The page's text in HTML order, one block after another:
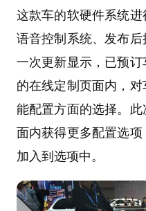
这款车的软硬件系统
语音控制系统、发布
一次更新显示，已预
的在线定制页面内，
能配置方面的选择。
面内获得更多配置选
加入到选项中。